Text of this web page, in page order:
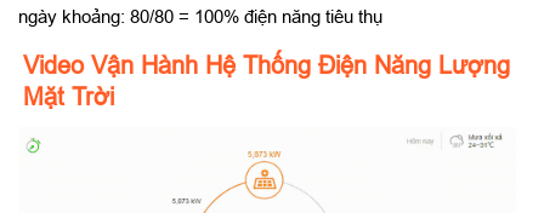
ngày khoảng: 80/80 = 100% điện năng tiêu thụ
Video Vận Hành Hệ Thống Điện Năng Lượng
Mặt Trời